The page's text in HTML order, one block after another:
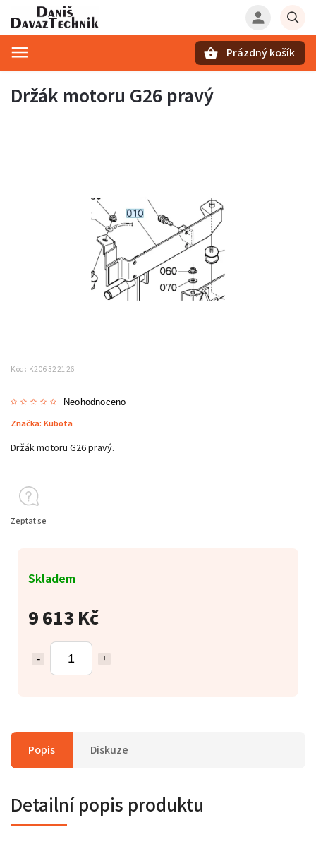
Prázdný košík
Držák motoru G26 pravý
Kód: K206322126
Neohodnoceno
Značka: Kubota
9 613 Kč
Skladem
Držák motoru G26 pravý.
Zeptat se
Popis Diskuze
Detailní popis produktu